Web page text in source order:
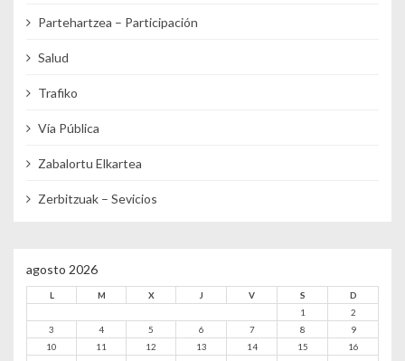
Partehartzea – Participación
Salud
Trafiko
Vía Pública
Zabalortu Elkartea
Zerbitzuak – Sevicios
agosto 2026
L M X J V S
D
1
2
3
4 5 6 7 8
9
10
11 12 13 14 15
16